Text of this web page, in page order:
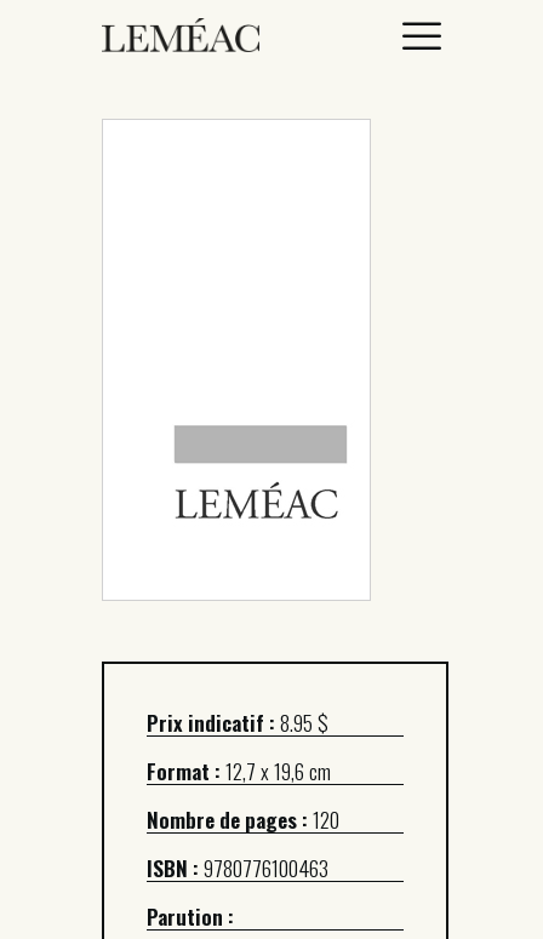
À PROPOS
Prix indicatif :8.95 $
Format :12,7 x 19,6 cm
Nombre de pages :120
ISBN :9780776100463
Parution :